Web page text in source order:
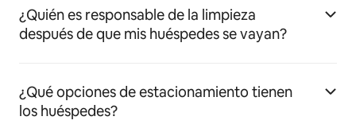
¿Quién es responsable de la limpieza
después de que mis huéspedes se vayan?
¿Qué opciones de estacionamiento tienen
los huéspedes?